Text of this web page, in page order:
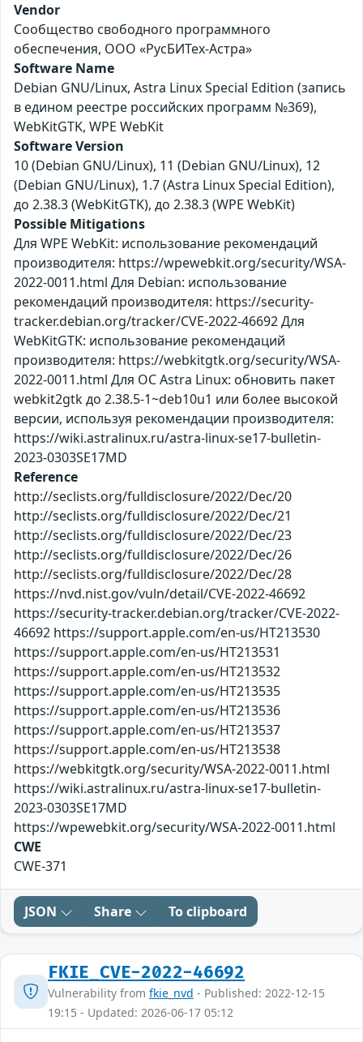
Vendor
Сообщество свободного программного
обеспечения, ООО «РусБИТех-Астра»
Software Name
Debian GNU/Linux, Astra Linux Special Edition (запись
в едином реестре российских программ №369),
WebKitGTK, WPE WebKit
Software Version
10 (Debian GNU/Linux), 11 (Debian GNU/Linux), 12
(Debian GNU/Linux), 1.7 (Astra Linux Special Edition),
до 2.38.3 (WebKitGTK), до 2.38.3 (WPE WebKit)
Possible Mitigations
Для WPE WebKit: использование рекомендаций
производителя: https://wpewebkit.org/security/WSA-
2022-0011.html Для Debian: использование
рекомендаций производителя: https://security-
tracker.debian.org/tracker/CVE-2022-46692 Для
WebKitGTK: использование рекомендаций
производителя: https://webkitgtk.org/security/WSA-
2022-0011.html Для ОС Astra Linux: обновить пакет
webkit2gtk до 2.38.5-1~deb10u1 или более высокой
версии, используя рекомендации производителя:
https://wiki.astralinux.ru/astra-linux-se17-bulletin-
2023-0303SE17MD
Reference
http://seclists.org/fulldisclosure/2022/Dec/20
http://seclists.org/fulldisclosure/2022/Dec/21
http://seclists.org/fulldisclosure/2022/Dec/23
http://seclists.org/fulldisclosure/2022/Dec/26
http://seclists.org/fulldisclosure/2022/Dec/28
https://nvd.nist.gov/vuln/detail/CVE-2022-46692
https://security-tracker.debian.org/tracker/CVE-2022-
46692 https://support.apple.com/en-us/HT213530
https://support.apple.com/en-us/HT213531
https://support.apple.com/en-us/HT213532
https://support.apple.com/en-us/HT213535
https://support.apple.com/en-us/HT213536
https://support.apple.com/en-us/HT213537
https://support.apple.com/en-us/HT213538
https://webkitgtk.org/security/WSA-2022-0011.html
https://wiki.astralinux.ru/astra-linux-se17-bulletin-
2023-0303SE17MD
https://wpewebkit.org/security/WSA-2022-0011.html
CWE
CWE-371
JSON Share To clipboard
FKIE_CVE-2022-46692
Vulnerability from fkie_nvd - Published: 2022-12-15
19:15 - Updated: 2026-06-17 05:12